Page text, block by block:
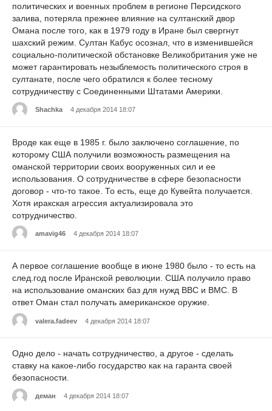
политических и военных проблем в регионе Персидского
залива, потеряла прежнее влияние на султанский двор
Омана после того, как в 1979 году в Иране был свергнут
шахский режим. Султан Кабус осознал, что в изменившейся
социально-политической обстановке Великобритания уже не
может гарантировать незыблемость политического строя в
султанате, после чего обратился к более тесному
сотрудничеству с Соединенными Штатами Америки.
Shachka 4 декабря 2014 18:07
Вроде как еще в 1985 г. было заключено соглашение, по
которому США получили возможность размещения на
оманской территории своих вооруженных сил и ее
использования. О сотрудничестве в сфере безопасности
договор - что-то такое. То есть, еще до Кувейта получается.
Хотя иракская агрессия актуализировала это
сотрудничество.
amavig46 4 декабря 2014 18:07
А первое соглашение вообще в июне 1980 было - то есть на
след.год после Иранской революции. США получило право
на использование оманских баз для нужд ВВС и ВМС. В
ответ Оман стал получать американское оружие.
valera.fadeev 4 декабря 2014 18:07
Одно дело - начать сотрудничество, а другое - сделать
ставку на какое-либо государство как на гаранта своей
безопасности.
деман 4 декабря 2014 18:07